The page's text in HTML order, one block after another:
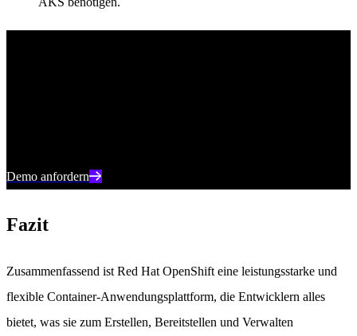
Demo anfordern
Fazit
Zusammenfassend ist Red Hat OpenShift eine leistungsstarke und
flexible Container-Anwendungsplattform, die Entwicklern alles
bietet, was sie zum Erstellen, Bereitstellen und Verwalten